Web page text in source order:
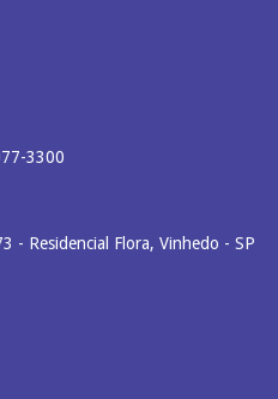
3300
- Residencial Flora, Vinhedo - SP